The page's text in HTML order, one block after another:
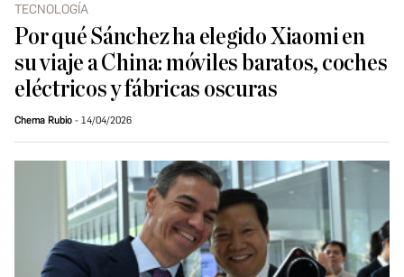
TECNOLOGÍA
Por qué Sánchez ha elegido Xiaomi en
su viaje a China: móviles baratos, coches
eléctricos y fábricas oscuras
Chema Rubio 14/04/2026